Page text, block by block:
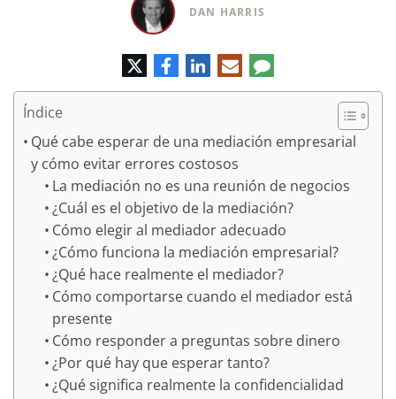
DAN HARRIS
TwitterFacebook
LinkedIn
Correo
electrónico
Comentario
Índice
Qué cabe esperar de una mediación empresarial
y cómo evitar errores costosos
La mediación no es una reunión de negocios
¿Cuál es el objetivo de la mediación?
Cómo elegir al mediador adecuado
¿Cómo funciona la mediación empresarial?
¿Qué hace realmente el mediador?
Cómo comportarse cuando el mediador está
presente
Cómo responder a preguntas sobre dinero
¿Por qué hay que esperar tanto?
¿Qué significa realmente la confidencialidad